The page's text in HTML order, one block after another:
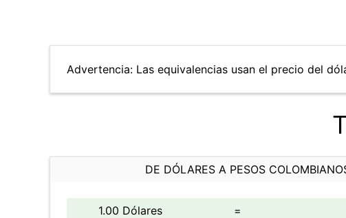
Advertencia: Las equivalencias usan el precio del
DE DÓLARES A PESOS
1.00 Dólares =